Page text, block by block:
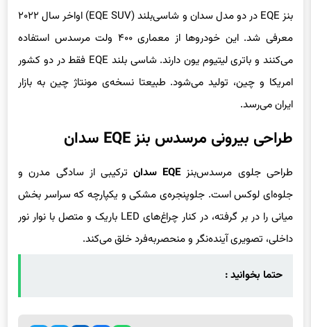
بنز EQE در دو مدل سدان و شاسی‌بلند (EQE SUV) اواخر سال ۲۰۲۲
معرفی شد. این خودروها از معماری ۴۰۰ ولت مرسدس استفاده
می‌کنند و باتری لیتیوم یون دارند. شاسی بلند EQE فقط در دو کشور
امریکا و چین، تولید می‌شود. طبیعتا نسخه‌ی مونتاژ چین به بازار
ایران می‌رسد.
طراحی بیرونی مرسدس بنز EQE سدان
طراحی جلوی مرسدس‌بنزEQE سدان
ترکیبی از سادگی مدرن و
جلوه‌ای لوکس است. جلوپنجره‌ی مشکی و یکپارچه که سراسر بخش
میانی را در بر گرفته، در کنار چراغ‌های LED باریک و متصل با نوار نور
داخلی، تصویری آینده‌نگر و منحصربه‌فرد خلق می‌کند.
حتما بخوانید :